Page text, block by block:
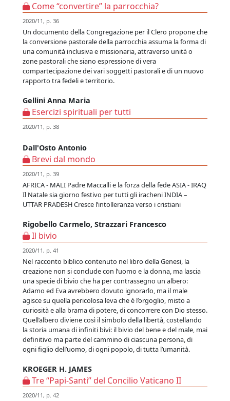
Come “convertire” la parrocchia?
2020/11, p. 36
Un documento della Congregazione per il Clero propone che
la conversione pastorale della parrocchia assuma la forma di
una comunità inclusiva e missionaria, attraverso unità o
zone pastorali che siano espressione di vera
compartecipazione dei vari soggetti pastorali e di un nuovo
rapporto tra fedeli e territorio.
Gellini Anna Maria
Esercizi spirituali per tutti
2020/11, p. 38
Dall'Osto Antonio
Brevi dal mondo
2020/11, p. 39
AFRICA - MALI Padre Maccalli e la forza della fede ASIA - IRAQ
Il Natale sia giorno festivo per tutti gli iracheni INDIA –
UTTAR PRADESH Cresce l’intolleranza verso i cristiani
Rigobello Carmelo, Strazzari Francesco
Il bivio
2020/11, p. 41
Nel racconto biblico contenuto nel libro della Genesi, la
creazione non si conclude con l’uomo e la donna, ma lascia
una specie di bivio che ha per contrassegno un albero:
Adamo ed Eva avrebbero dovuto ignorarlo, ma il male
agisce su quella pericolosa leva che è l’orgoglio, misto a
curiosità e alla brama di potere, di concorrere con Dio stesso.
Quell’albero diviene così il simbolo della libertà, costellando
la storia umana di infiniti bivi: il bivio del bene e del male, mai
definitivo ma parte del cammino di ciascuna persona, di
ogni figlio dell’uomo, di ogni popolo, di tutta l’umanità.
KROEGER H. JAMES
Tre “Papi-Santi” del Concilio Vaticano II
2020/11, p. 42